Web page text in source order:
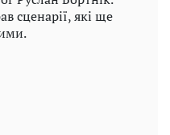
сценарії, які ще